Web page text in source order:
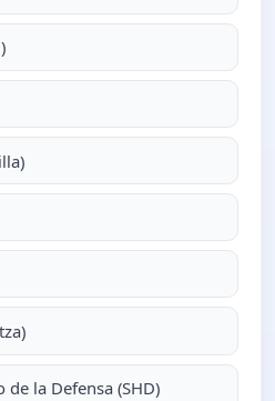
la Defensa (SHD)